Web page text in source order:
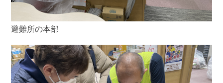
避難所の本部